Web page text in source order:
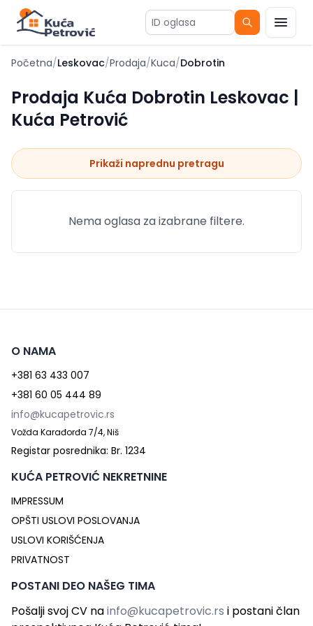
ID oglasa
Početna/Leskovac/Prodaja/Kuca/Dobrotin
Prodaja Kuća Dobrotin Leskovac |
Kuća Petrović
Prikaži naprednu pretragu
Nema oglasa za izabrane filtere.
O NAMA
+381 63 433 007
+381 60 05 444 89
info@kucapetrovic.rs
Vožda Karađorđa 7/4, Niš
Registar posrednika: Br. 1234
KUĆA PETROVIĆ NEKRETNINE
IMPRESSUM
OPŠTI USLOVI POSLOVANJA
USLOVI KORIŠĆENJA
PRIVATNOST
POSTANI DEO NAŠEG TIMA
Pošalji svoj CV nainfo@kucapetrovic.rs i postani član